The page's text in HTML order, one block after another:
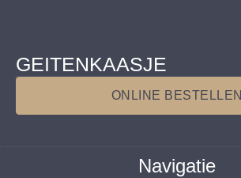
GEITENKAASJE
ONLINE BESTELLEN
Navigatie